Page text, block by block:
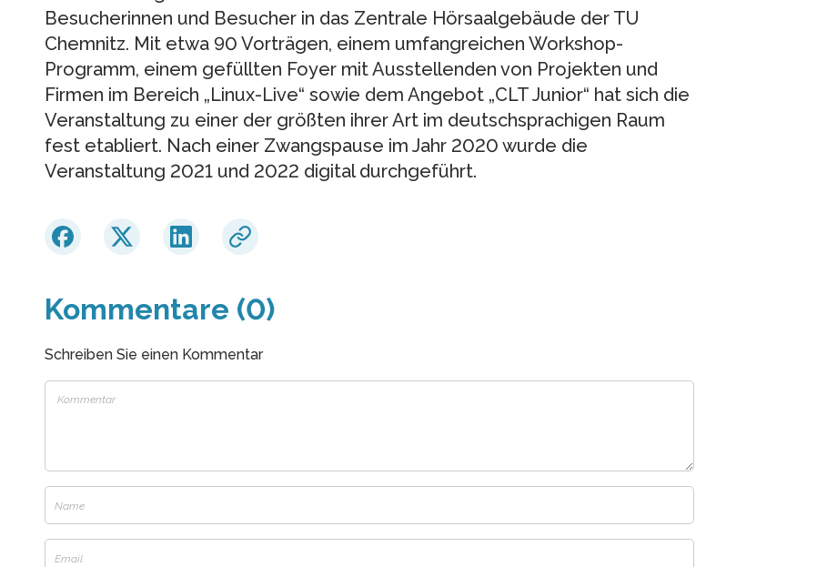
Besucherinnen und Besucher in das Zentrale Hörsaalgebäude der TU
Chemnitz. Mit etwa 90 Vorträgen, einem umfangreichen Workshop-
Programm, einem gefüllten Foyer mit Ausstellenden von Projekten und
Firmen im Bereich „Linux-Live“ sowie dem Angebot „CLT Junior“ hat sich die
Veranstaltung zu einer der größten ihrer Art im deutschsprachigen Raum
fest etabliert. Nach einer Zwangspause im Jahr 2020 wurde die
Veranstaltung 2021 und 2022 digital durchgeführt.
Kommentare (0)
Schreiben Sie einen Kommentar